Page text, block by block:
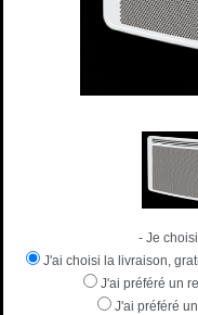
- Je
J'ai choisi la livraison,
J'ai préféré un
J'ai préféré